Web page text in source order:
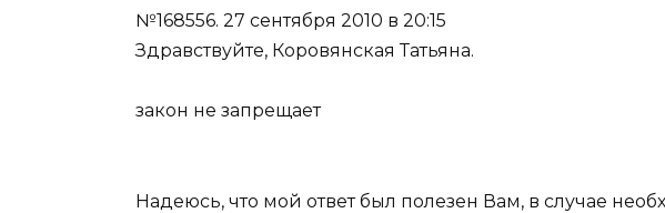
№168556. 27 сентября 2010 в 20:15
Здравствуйте, Коровянская Татьяна.
закон не запрещает
Надеюсь, что мой ответ был полезен Вам, в случае